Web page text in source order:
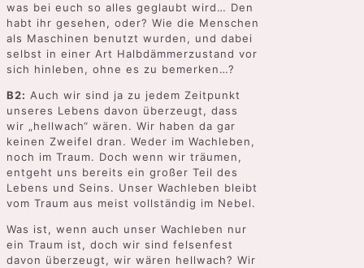
was bei euch so alles geglaubt wird… Den
habt ihr gesehen, oder? Wie die Menschen
als Maschinen benutzt wurden, und dabei
selbst in einer Art Halbdämmerzustand vor
sich hinleben, ohne es zu bemerken…?
B2: Auch wir sind ja zu jedem Zeitpunkt
unseres Lebens davon überzeugt, dass
wir „hellwach“ wären. Wir haben da gar
keinen Zweifel dran. Weder im Wachleben,
noch im Traum. Doch wenn wir träumen,
entgeht uns bereits ein großer Teil des
Lebens und Seins. Unser Wachleben bleibt
vom Traum aus meist vollständig im Nebel.
Was ist, wenn auch unser Wachleben nur
ein Traum ist, doch wir sind felsenfest
davon überzeugt, wir wären hellwach? Wir